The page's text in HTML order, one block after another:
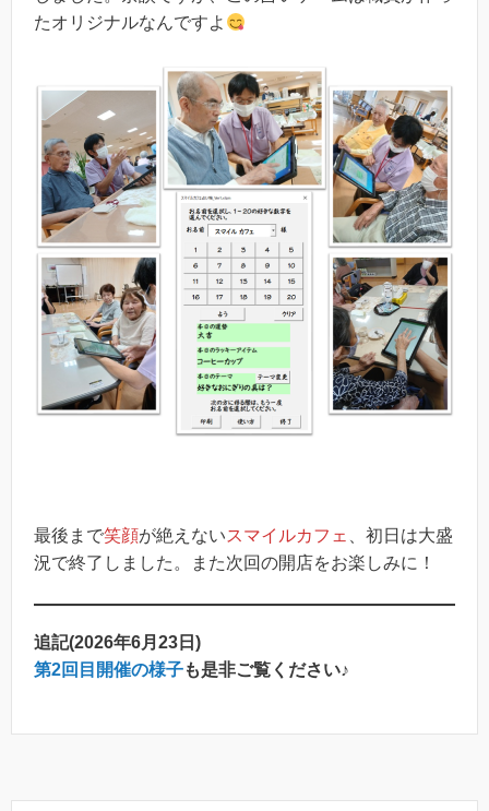
たオリジナルなんですよ
最後まで笑顔が絶えないスマイルカフェ
、初日は大盛
況で終了しました。また次回の開店をお楽しみに！
追記(2026年6月23日)
第2回目開催の様子も是非ご覧ください♪